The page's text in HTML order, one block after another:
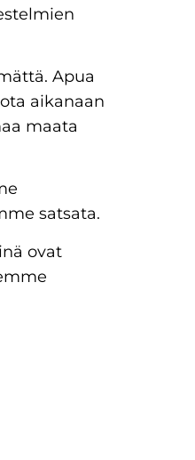
Apua
aikanaan
maata
satsata.
ovat